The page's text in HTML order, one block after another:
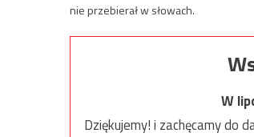
nie przebierał w słowach.
W
Dziękujemy! i zachęcamy do